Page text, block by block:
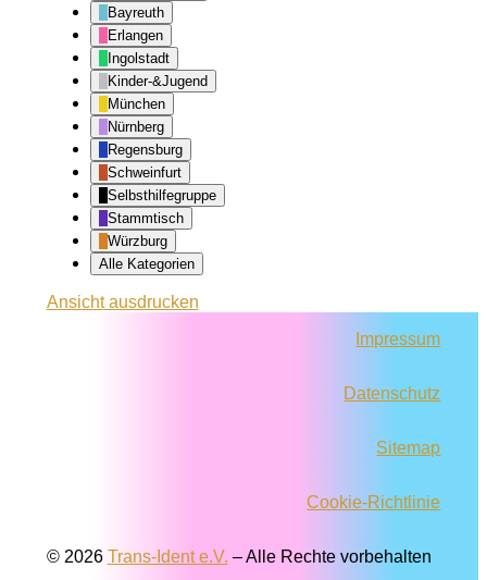
Bayreuth
Erlangen
Ingolstadt
Kinder-&Jugend
München
Nürnberg
Regensburg
Schweinfurt
Selbsthilfegruppe
Stammtisch
Würzburg
Alle Kategorien
Ansichtausdrucken
Impressum
Datenschutz
Sitemap
Cookie-Richtlinie
© 2026 Trans-Ident e.V. – Alle Rechte vorbehalten